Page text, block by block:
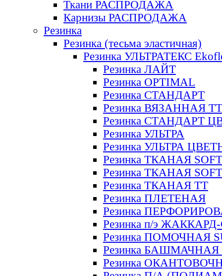
Ткани РАСПРОДАЖА
Карнизы РАСПРОДАЖА
Резинка
Резинка (тесьма эластичная)
Резинка УЛЬТРАТЕКС
Резинка ЛАЙТ
Резинка OPTIMAL
Резинка СТАНДАРТ
Резинка ВЯЗАННАЯ ТТ
Резинка СТАНДАРТ
Резинка УЛЬТРА
Резинка УЛЬТРА
Резинка ТКАНАЯ SOFT
Резинка ТКАНАЯ
Резинка ТКАНАЯ ТТ
Резинка ПЛЕТЕНАЯ
Резинка
Резинка п/э
Резинка ПОМОЧНАЯ
Резинка БАШМАЧНАЯ
Резинка